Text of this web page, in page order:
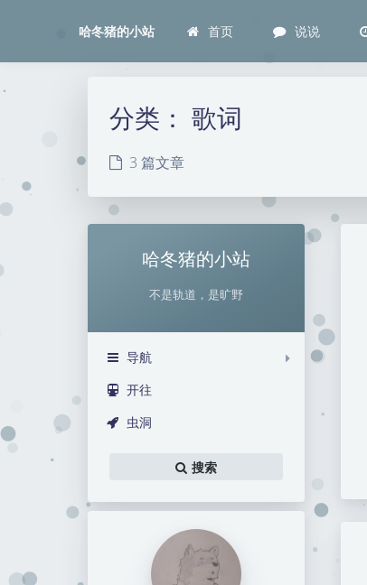
哈冬猪的小站 首页 说说
分类： 歌词
3 篇文章
哈冬猪的小站
不是轨道，是旷野
导航
开往
虫洞
搜索